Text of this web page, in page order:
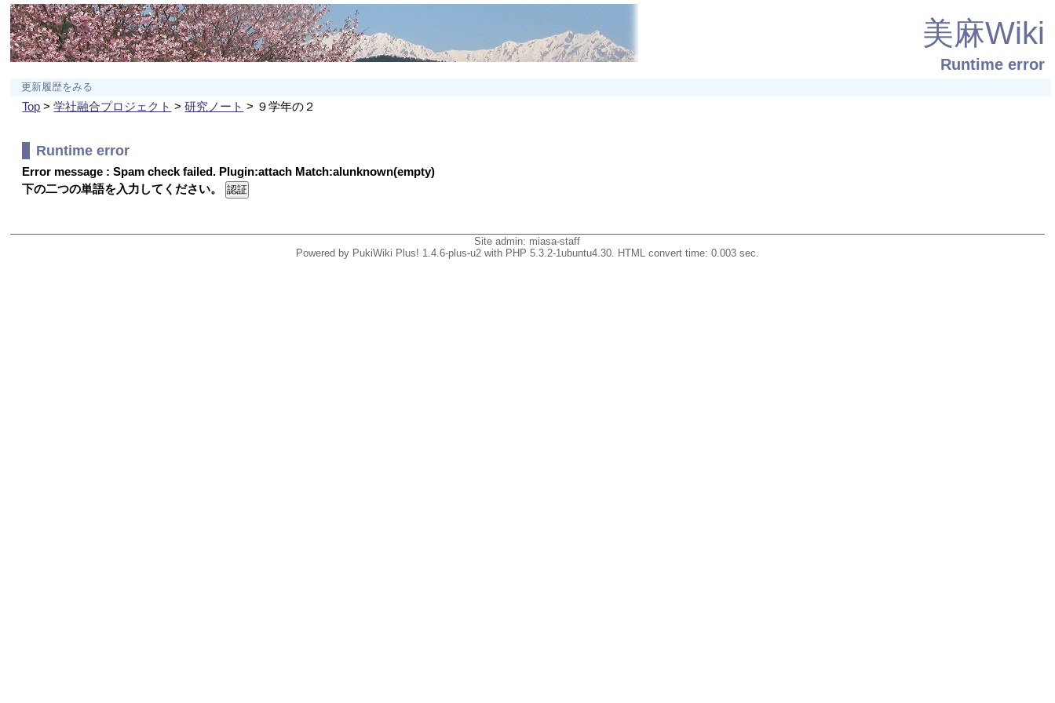
美麻Wiki
Runtime error
更新履歴をみる
Top >学社融合プロジェクト >研究ノート > ９学年の２
Runtime error
Error message : Spam check failed. Plugin:attach Match:alunknown(empty)
下の二つの単語を入力してください。
Site admin: miasa-staff
Powered by PukiWiki Plus! 1.4.6-plus-u2 with PHP 5.3.2-1ubuntu4.30. HTML convert time: 0.003 sec.